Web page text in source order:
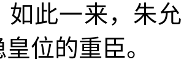
如此一来，朱
位的重臣。